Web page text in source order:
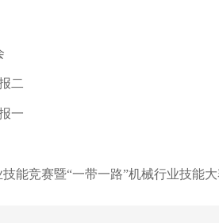
二
一
能竞赛暨“一带一路”机械行业技能